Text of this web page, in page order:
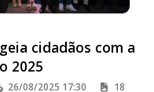
cidadãos com a
2025
26/08/2025 17:30 18